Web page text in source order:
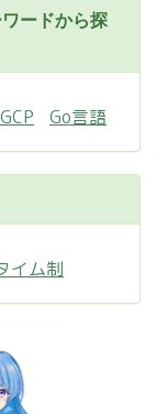
ードから探
GCP Go言語
イム制